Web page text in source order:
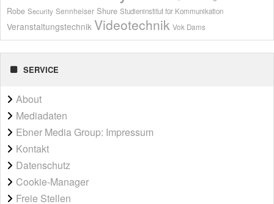
Robe Security Sennheiser Shure Studieninstitut für Kommunikation
Veranstaltungstechnik Videotechnik Vok Dams
SERVICE
About
Mediadaten
Ebner Media Group: Impressum
Kontakt
Datenschutz
Cookie-Manager
Freie Stellen